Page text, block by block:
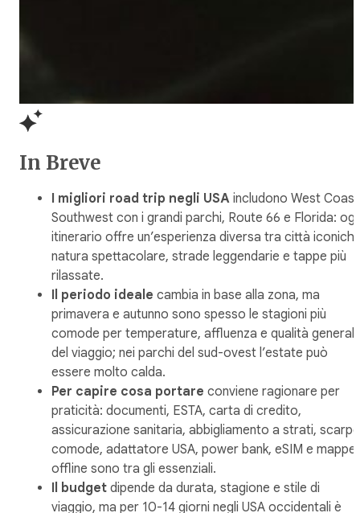
In Breve
I migliori road trip negli USA includono West
Southwest con i grandi parchi, Route 66 e Florida:
itinerario offre un’esperienza diversa tra città
natura spettacolare, strade leggendarie e tappe più
rilassate.
Il periodo ideale cambia in base alla zona, ma
primavera e autunno sono spesso le stagioni più
comode per temperature, affluenza e qualità
del viaggio; nei parchi del sud-ovest l’estate può
essere molto calda.
Per capire cosa portare conviene ragionare per
praticità: documenti, ESTA, carta di credito,
assicurazione sanitaria, abbigliamento a strati, scarpe
comode, adattatore USA, power bank, eSIM e mappe
offline sono tra gli essenziali.
Il budget dipende da durata, stagione e stile di
viaggio, ma per 10-14 giorni negli USA occidentali è